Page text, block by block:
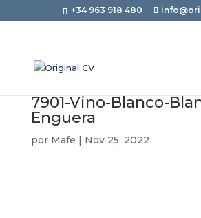
+34 963 918 480
7901-Vino-Blanco-
Enguera
por Mafe | Nov 25, 2022